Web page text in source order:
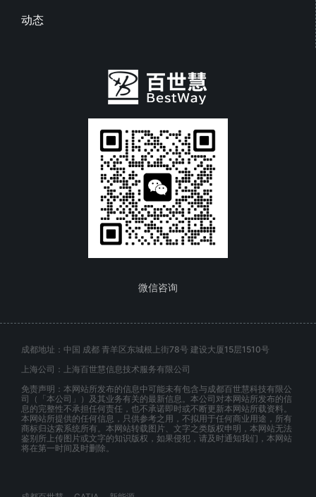
动态
微信咨询
成都地址：中国 成都 青羊区东城根上街78号 建设大厦15层1510号
上海公司：上海百世慧信息技术服务有限公司
免责声明：本网站所发布的信息中可能未有包含与成都百世慧科技有限公
司（「本公司」）及其业务有关的最新信息。本公司对本网站所发布的信
息的完整性不承担任何责任，也不承诺即时或不断更新本网站所载资料。
本网站所提供的任何信息，只供参考之用，不拟用于任何商业用途，所有
商标归达索系统所有。本网站转载图片、文字之类版权申明，本网站无法
鉴别所上传图片或文字的知识版权，如果侵犯，请及时通知我们，本网站
将在第一时间及时删除。